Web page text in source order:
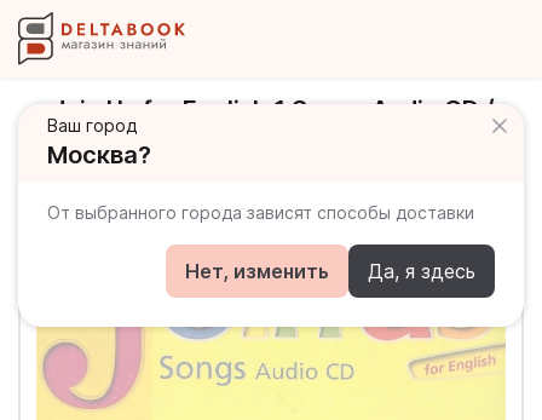
Ваш город
Москва?
От выбранного города зависят способы доставки
Нет, изменить Да, я здесь
Join Us for English 1 Songs Audio CD /
Аудиодиск с песнями